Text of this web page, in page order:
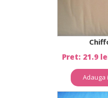
Pret: 21.9
Adauga